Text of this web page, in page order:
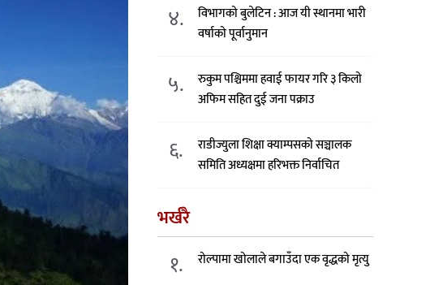
४.
विभागको बुलेटिन : आज यी स्थानमा भारी
वर्षाको पूर्वानुमान
५.
रुकुम पश्चिममा हवाई फायर गरि ३ किलो
अफिम सहित दुई जना पक्राउ
६.
राडीज्युला शिक्षा क्याम्पसको सञ्चालक
समिति अध्यक्षमा हरिभक्त निर्वाचित
भर्खरै
१. रोल्पामा खोलाले बगाउँदा एक वृद्धको मृत्यु